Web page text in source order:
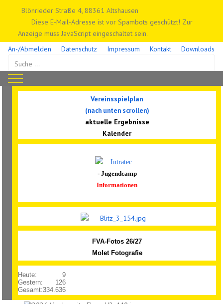
Blönrieder Straße 4, 88361 Altshausen
Diese E-Mail-Adresse ist vor Spambots geschützt! Zur
Anzeige muss JavaScript eingeschaltet sein.
An-/Abmelden
Datenschutz Impressum Kontakt Downloads
Mobile Menu Toggle
Vereinsspielplan
(nach unten scrollen)
aktuelle Ergebnisse
Kalender
- Jugendcamp
Informationen
FVA-Fotos 26/27
Molet Fotografie
Heute:
9
Gestern:
126
Gesamt:334.636